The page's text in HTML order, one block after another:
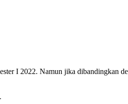
I 2022. Namun jika dibandingkan